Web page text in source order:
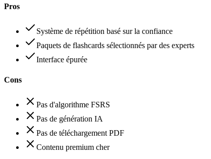
Pros
Système de répétition basé sur la confiance
Paquets de flashcards sélectionnés par des experts
Interface épurée
Cons
Pas d'algorithme FSRS
Pas de génération IA
Pas de téléchargement PDF
Contenu premium cher